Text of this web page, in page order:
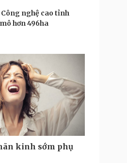
nghệ cao tỉnh
hơn 496ha
kinh sớm phụ